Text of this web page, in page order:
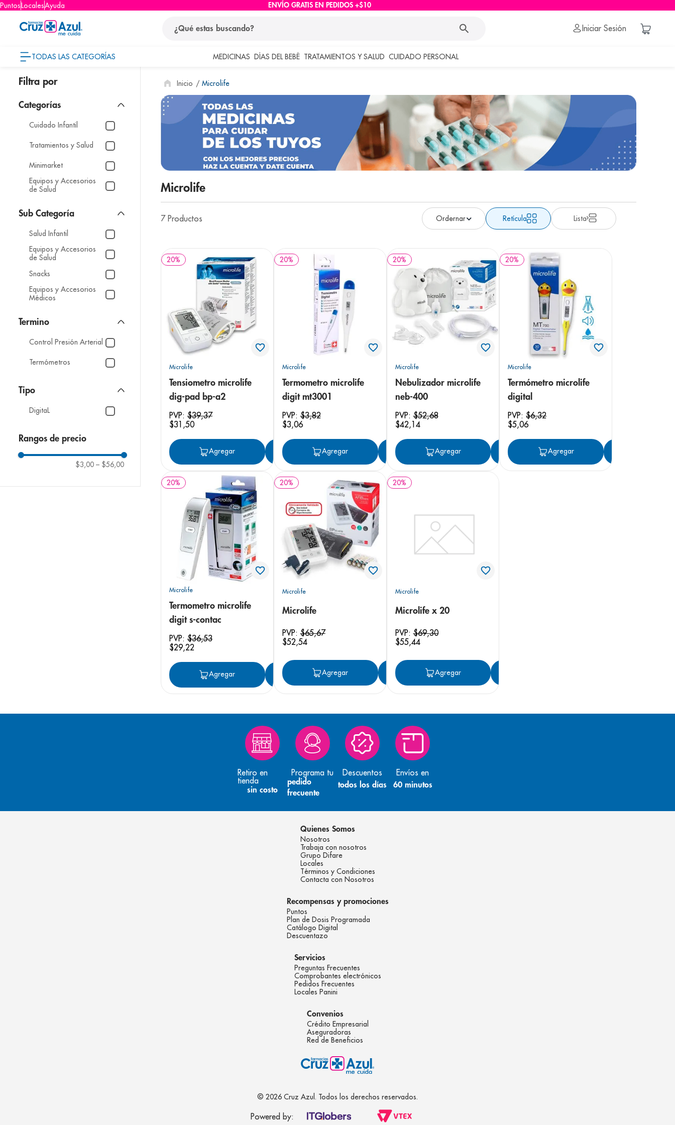
PuntosLocalesAyuda ENVÍO GRATIS EN PEDIDOS +$10
Iniciar Sesión
TODAS LAS CATEGORÍAS MEDICINAS DÍAS DEL BEBÉ TRATAMIENTOS Y SALUD CUIDADO PERSONAL
Cuidado Infantil
Tratamientos y Salud
Minimarket
Equipos y Accesorios
de Salud
Salud Infantil
Equipos y Accesorios
de Salud
Snacks
Equipos y Accesorios
Médicos
Control Presión Arterial
Termómetros
Tipo
DigitaL
Rangos de precio
$3,00 – $56,00
Microlife
Microlife
7 Productos Retícula Lista
20%
Microlife
Tensiometro microlife
dig-pad bp-a2
PVP: $39,37
$31 ,50
Agregar Agregar
20%
Microlife
Termometro microlife
digit mt3001
PVP:$3,82
$3,06
Agregar Agregar
20%
Microlife
Nebulizador microlife
neb-400
PVP:$52,68
$42,14
Agregar Agregar
20%
Microlife
Termómetro microlife
digital
PVP:$6,32
$5,06
Agregar
20%
Microlife
Termometro microlife
digit s-contac
PVP: $36,53
$29,22
Agregar Agregar
20%
Microlife
Microlife
PVP:$65,67
$52,54
Agregar Agregar
20%
Microlife
Microlife x 20
PVP:$69,30
$55,44
Agregar
Retiro en
tienda
sin costo
Programa tu
pedido
frecuente
Descuentos
todos los días
Envíos en
60 minutos
Quienes Somos
Nosotros
Trabaja con nosotros
Grupo Difare
Locales
Términos y Condiciones
Contacta con Nosotros
Recompensas y promociones
Puntos
Plan de Dosis Programada
Catálogo Digital
Descuentazo
Servicios
Preguntas Frecuentes
Comprobantes electrónicos
Pedidos Frecuentes
Locales Panini
Convenios
Crédito Empresarial
Aseguradoras
Red de Beneficios
© 2026 Cruz Azul. Todos los derechos reservados.
Powered by:
términos más buscados
1. protector solar
pañales
3 eucerin
cerave
nivea
7. bioderma